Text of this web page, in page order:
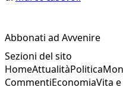
Abbonati ad Avvenire
Sezioni del sito
HomeAttualitàPolitica
CommentiEconomiaVita e